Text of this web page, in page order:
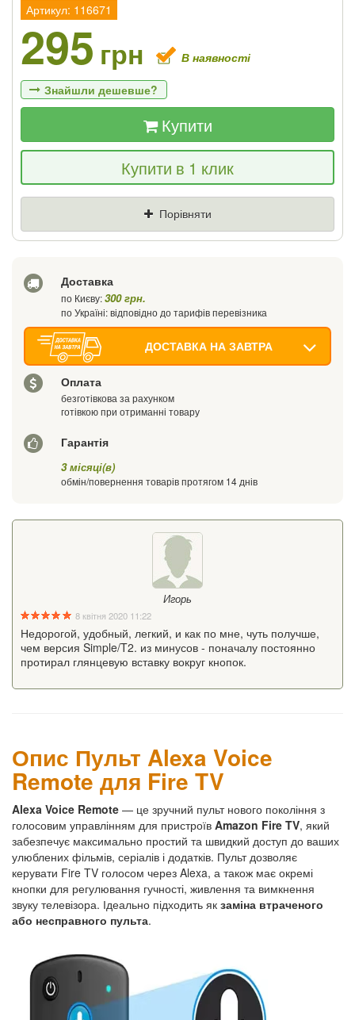
Артикул: 116671
295 грн В наявності
Знайшли дешевше?
Якщо Ви знайдете товар дешевше - ми
знизимо ціну і подаруємо % від різниці
Купити
Купити в 1 клик
Порівняти
Доставка
по Києву:300 грн.
по Україні: відповідно до тарифів перевізника
ДОСТАВКА НА ЗАВТРА
Оплата
безготівкова за рахунком
готівкою при отриманні товару
Гарантія
3 місяці(в)
обмін/повернення товарів протягом 14 днів
Игорь
8 квітня 2020 11:22
Недорогой, удобный, легкий, и как по мне, чуть получше,
чем версия Simple/T2. из минусов - поначалу постоянно
протирал глянцевую вставку вокруг кнопок.
Опис Пульт Alexa Voice
Remote для Fire TV
Alexa Voice Remote — це зручний пульт нового покоління з
голосовим управлінням для пристроїв Amazon Fire TV, який
забезпечує максимально простий та швидкий доступ до ваших
улюблених фільмів, серіалів і додатків. Пульт дозволяє
керувати Fire TV голосом через Alexa, а також має окремі
кнопки для регулювання гучності, живлення та вимкнення
звуку телевізора. Ідеально підходить як заміна втраченого
або несправного пульта.